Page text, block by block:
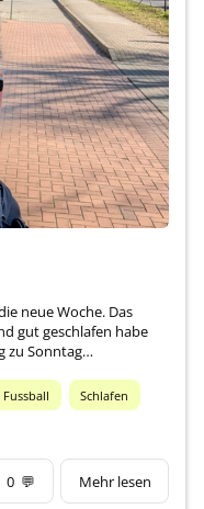
neue Woche. Das
gut geschlafen habe
zu Sonntag…
Fussball Schlafen
0 💬 Mehr lesen